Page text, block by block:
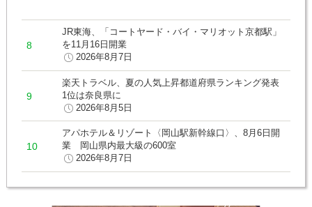
JR東海、「コートヤード・バイ・マリオット京都駅」
を11月16日開業
2026年8月7日
楽天トラベル、夏の人気上昇都道府県ランキング発表
1位は奈良県に
2026年8月5日
アパホテル＆リゾート〈岡山駅新幹線口〉、8月6日開
業 岡山県内最大級の600室
2026年8月7日